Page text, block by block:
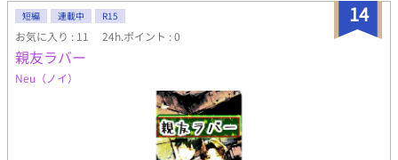
14
短編 連載中 R15
お気に入り : 11 24h.ポイント : 0
親友ラバー
Neu（ノイ）